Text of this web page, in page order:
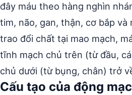
đây máu theo hàng nghìn
tim, não, gan, thận, cơ bắp và
trao đổi chất tại mao mạch,
tĩnh mạch chủ trên (từ đầu,
chủ dưới (từ bụng, chân) trở
Cấu tạo của động